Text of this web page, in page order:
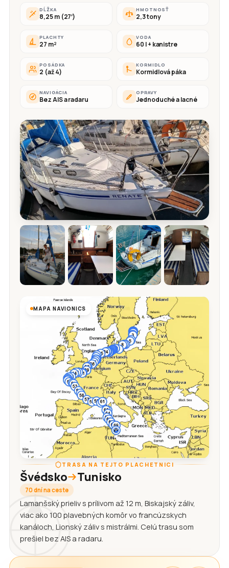
DĹŽKA
8,25 m (27′)
HMOTNOSŤ
2,3 tony
PLACHTY
27 m²
VODA
60 l + kanistre
POSÁDKA
2 (až 4)
KORMIDLO
Kormidlová páka
NAVIGÁCIA
Bez AIS a radaru
OPRAVY
Jednoduché a lacné
MAPA NAVIONICS
TRASA NA TEJTO PLACHETNICI
Švédsko Tunisko
70 dní na ceste
Lamanšský prieliv s prílivom až 12 m, Biskajský záliv,
viac ako 100 plavebných komôr vo francúzskych
kanáloch, Lionský záliv s mistrálmi. Celú trasu som
prešiel bez AIS a radaru.